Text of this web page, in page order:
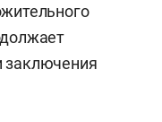
заключения